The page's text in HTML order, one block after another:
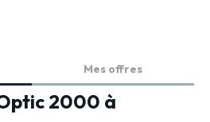
Mes offres
2000 à